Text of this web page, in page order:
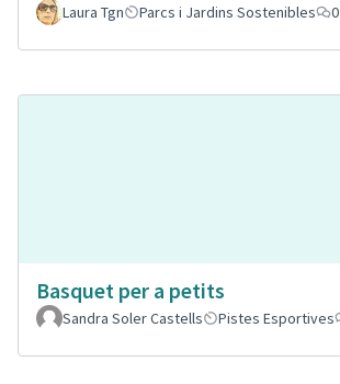
Laura Tgn
Parcs i Jardins Sostenibles 0
Basquet per a petits
Sandra Soler Castells
Pistes Esportives